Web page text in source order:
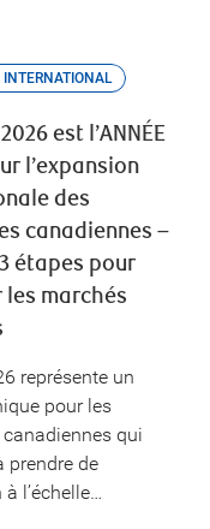
est l’ANNÉE
l’expansion
des
canadiennes –
étapes pour
marchés
représente un
pour les
qui
prendre de
à l’échelle…